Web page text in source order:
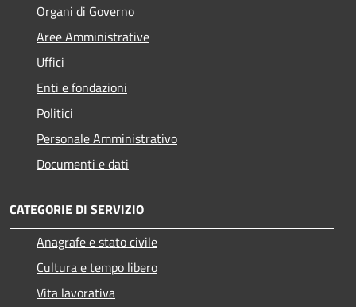
Organi di Governo
Aree Amministrative
Uffici
Enti e fondazioni
Politici
Personale Amministrativo
Documenti e dati
CATEGORIE DI SERVIZIO
Anagrafe e stato civile
Cultura e tempo libero
Vita lavorativa